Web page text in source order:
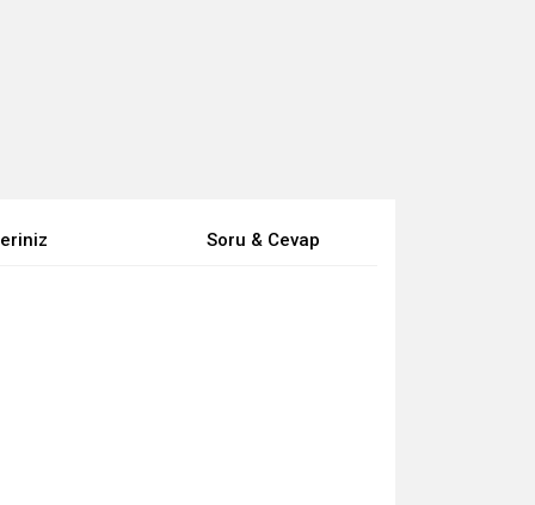
Soru & Cevap